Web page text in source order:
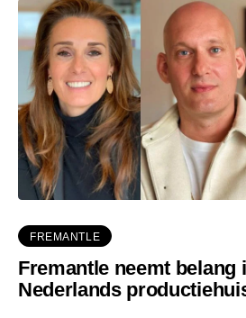
FREMANTLE
Fremantle neemt belang
Nederlands